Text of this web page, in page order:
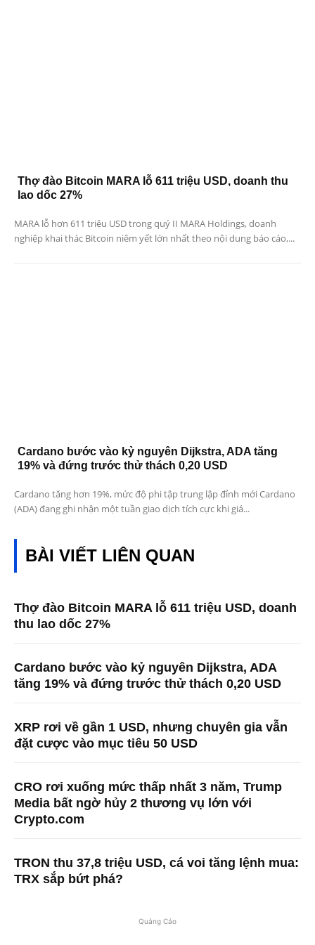
Thợ đào Bitcoin MARA lỗ 611 triệu USD, doanh thu
lao dốc 27%
MARA lỗ hơn 611 triệu USD trong quý II MARA Holdings, doanh
nghiệp khai thác Bitcoin niêm yết lớn nhất theo nội dung báo cáo,...
Cardano bước vào kỷ nguyên Dijkstra, ADA tăng
19% và đứng trước thử thách 0,20 USD
Cardano tăng hơn 19%, mức độ phi tập trung lập đỉnh mới Cardano
(ADA) đang ghi nhận một tuần giao dịch tích cực khi giá...
BÀI VIẾT LIÊN QUAN
Thợ đào Bitcoin MARA lỗ 611 triệu USD, doanh
thu lao dốc 27%
Cardano bước vào kỷ nguyên Dijkstra, ADA
tăng 19% và đứng trước thử thách 0,20 USD
XRP rơi về gần 1 USD, nhưng chuyên gia vẫn
đặt cược vào mục tiêu 50 USD
CRO rơi xuống mức thấp nhất 3 năm, Trump
Media bất ngờ hủy 2 thương vụ lớn với
Crypto.com
TRON thu 37,8 triệu USD, cá voi tăng lệnh mua:
TRX sắp bứt phá?
Quảng Cáo